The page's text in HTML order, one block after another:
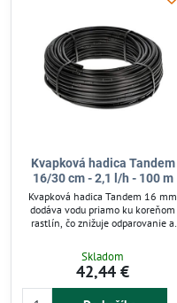
Kvapková hadica Tandem
16/30 cm - 2,1 l/h - 100 m
Kvapková hadica Tandem 16 mm
dodáva vodu priamo ku koreňom
rastlín, čo znižuje odparovanie a
živých plotov. Hadica pracuje pri
nízkom tlaku 1–1,5 bar a má
kvapky vo vzdialenosti 30 cm pre
Skladom
42,44 €